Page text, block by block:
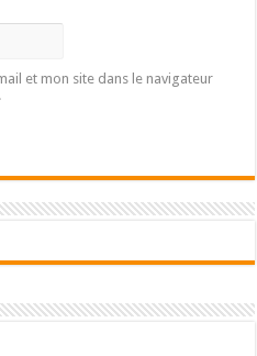
et mon site dans le navigateur